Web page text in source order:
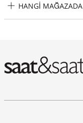
HANGI MAĞAZADA